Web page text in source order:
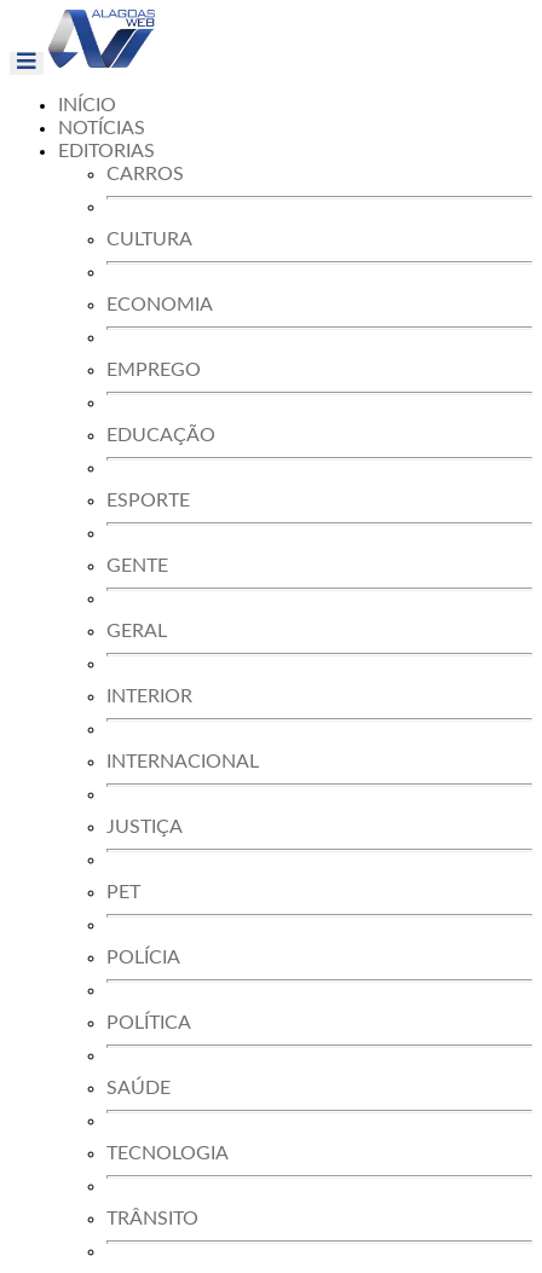
INÍCIO
NOTÍCIAS
EDITORIAS
CARROS
CULTURA
ECONOMIA
EMPREGO
EDUCAÇÃO
ESPORTE
GENTE
GERAL
INTERIOR
INTERNACIONAL
JUSTIÇA
PET
POLÍCIA
POLÍTICA
SAÚDE
TECNOLOGIA
TRÂNSITO